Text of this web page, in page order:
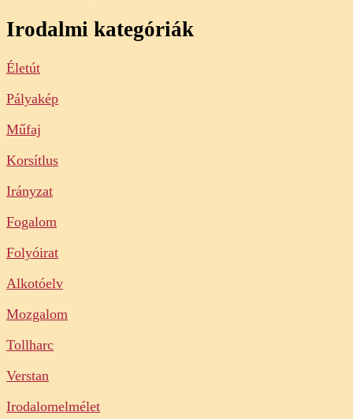
Irodalmi kategóriák
Életút
Pályakép
Műfaj
Korsítlus
Irányzat
Fogalom
Folyóirat
Alkotóelv
Mozgalom
Tollharc
Verstan
Irodalomelmélet